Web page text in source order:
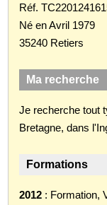
Réf.
Né en Avril 1979
35240 Retiers
Ma recherche
Je recherche tout
Bretagne, dans
Formations
2012 : Formation,